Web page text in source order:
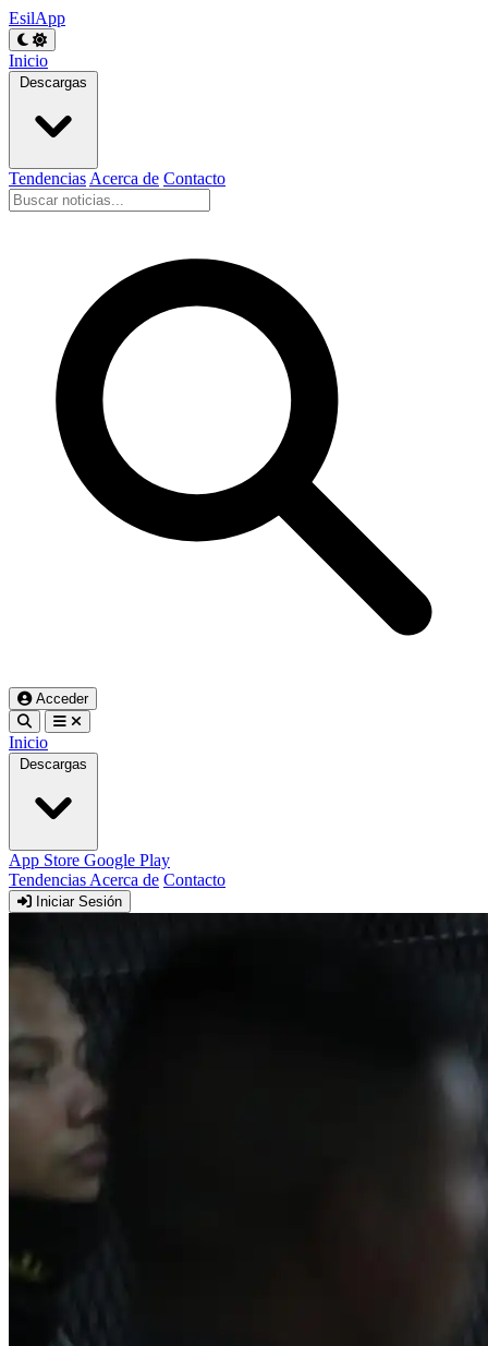
EsilApp
Inicio
Descargas
Tendencias Acerca de Contacto
Acceder
Inicio
Descargas
App Store Google Play
Tendencias Acerca de Contacto
Iniciar Sesión